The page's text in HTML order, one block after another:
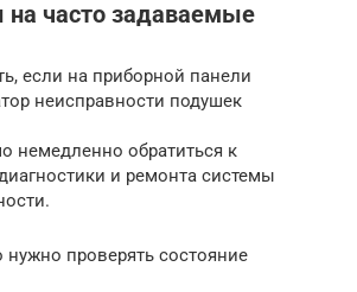
на часто задаваемые
если на приборной панели
неисправности подушек
немедленно обратиться к
и ремонта системы
нужно проверять состояние